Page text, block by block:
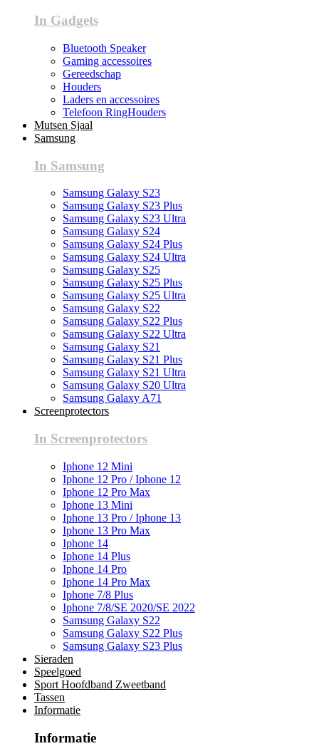
In Gadgets
Bluetooth Speaker
Gaming accessoires
Gereedschap
Houders
Laders en accessoires
Telefoon RingHouders
Mutsen Sjaal
Samsung
In Samsung
Samsung Galaxy S23
Samsung Galaxy S23 Plus
Samsung Galaxy S23 Ultra
Samsung Galaxy S24
Samsung Galaxy S24 Plus
Samsung Galaxy S24 Ultra
Samsung Galaxy S25
Samsung Galaxy S25 Plus
Samsung Galaxy S25 Ultra
Samsung Galaxy S22
Samsung Galaxy S22 Plus
Samsung Galaxy S22 Ultra
Samsung Galaxy S21
Samsung Galaxy S21 Plus
Samsung Galaxy S21 Ultra
Samsung Galaxy S20 Ultra
Samsung Galaxy A71
Screenprotectors
In Screenprotectors
Iphone 12 Mini
Iphone 12 Pro / Iphone 12
Iphone 12 Pro Max
Iphone 13 Mini
Iphone 13 Pro / Iphone 13
Iphone 13 Pro Max
Iphone 14
Iphone 14 Plus
Iphone 14 Pro
Iphone 14 Pro Max
Iphone 7/8 Plus
Iphone 7/8/SE 2020/SE 2022
Samsung Galaxy S22
Samsung Galaxy S22 Plus
Samsung Galaxy S23 Plus
Sieraden
Speelgoed
Sport Hoofdband Zweetband
Tassen
Informatie
Informatie